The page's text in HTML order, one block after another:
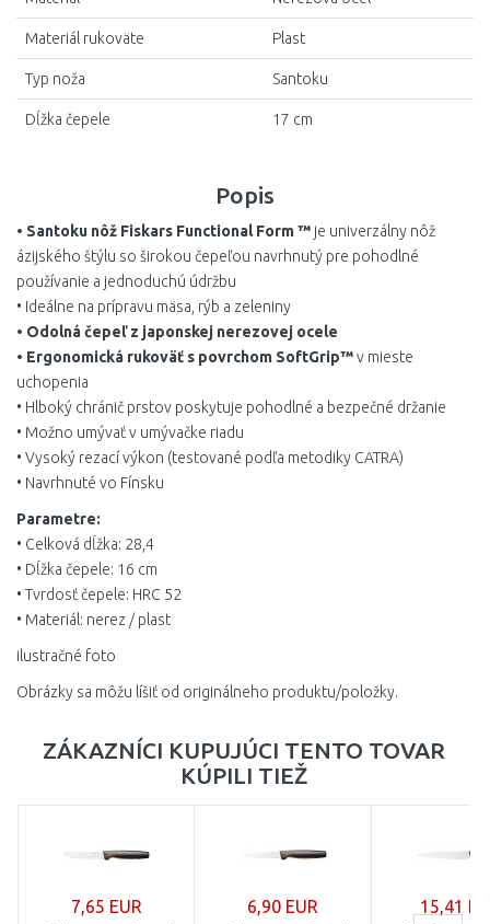
Popis
• Santoku nôž Fiskars Functional Form ™ je univerzálny nôž
ázijského štýlu so širokou čepeľou navrhnutý pre pohodlné
používanie a jednoduchú údržbu
• Ideálne na prípravu mäsa, rýb a zeleniny
• Odolná čepeľ z japonskej nerezovej ocele
• Ergonomická rukoväť s povrchom SoftGrip™v mieste
uchopenia
• Hlboký chránič prstov poskytuje pohodlné a bezpečné držanie
• Možno umývať v umývačke riadu
• Vysoký rezací výkon (testované podľa metodiky CATRA)
• Navrhnuté vo Fínsku
Parametre:
• Celková dĺžka: 28,4
• Dĺžka čepele: 16 cm
• Tvrdosť čepele: HRC 52
• Materiál: nerez / plast
ilustračné foto
Obrázky sa môžu líšiť od originálneho produktu/položky.
Materiál rukoväte Plast
Typ noža Santoku
Dĺžka čepele 17 cm
ZÁKAZNÍCI KUPUJÚCI TENTO TOVAR
KÚPILI TIEŽ
7,65 EUR 6,90 EUR 15,41